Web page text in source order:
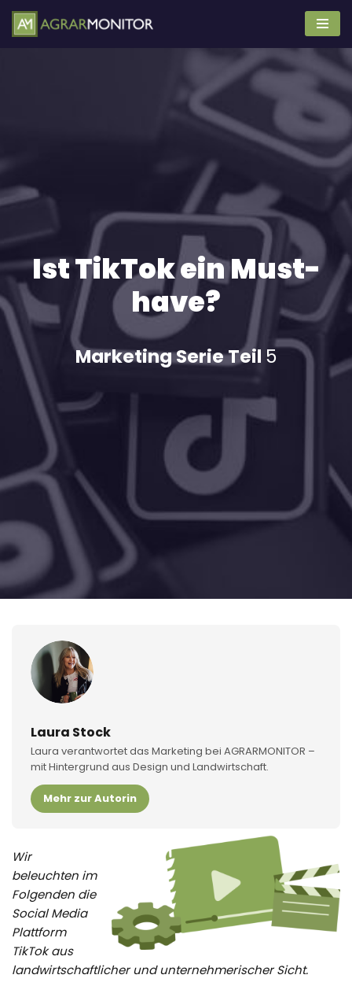
Zum
Ist TikTok ein Must-
have?
Marketing Serie Teil 5
Laura Stock
Laura verantwortet das Marketing bei AGRARMONITOR –
mit Hintergrund aus Design und Landwirtschaft.
Mehr zur Autorin
Wir
beleuchten im
Folgenden die
Social Media
Plattform
TikTok aus
landwirtschaftlicher und unternehmerischer Sicht.